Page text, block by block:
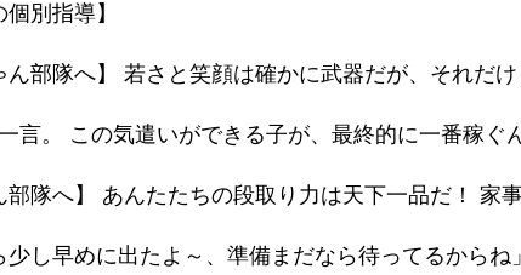
個別指導】
ん部隊へ】 若さと笑顔は確かに武器だが、それだ
言。 この気遣いができる子が、最終的に一番稼
部隊へ】 あんたたちの段取り力は天下一品だ！
少し早めに出たよ～、準備まだなら待ってるから